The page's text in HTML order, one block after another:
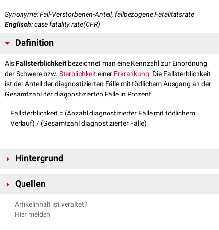
Synonyme: Fall-Verstorbenen-Anteil, fallbezogene Fatalitätsrate
Englisch: case fatality rate(CFR)
Definition
AlsFallsterblichkeit bezeichnet man eine Kennzahl zur Einordnung
der Schwere bzw. Sterblichkeiteiner Erkrankung. Die Fallsterblichkeit
ist der Anteil der diagnostizierten Fälle mit tödlichem Ausgang an der
Gesamtzahl der diagnostizierten Fälle in Prozent.
Fallsterblichkeit = (Anzahl diagnostizierter Fälle mit tödlichem
Verlauf) / (Gesamtzahl diagnostizierter Fälle)
Hintergrund
Ableben sein, und nicht andere Gründe (z.B. Unfall).
Verzögerungsbereinigung oder einen Ausschluss von Fällen mit
unbekanntem Ausgang ermöglichen. Verzögerungsbereinigungen sind
Quellen
Öffentliches Gesundheitsportal Österreichs - Fallsterblichkeit
abgerufen am 09.12.2021
Artikelinhalt ist veraltet?
Hier melden